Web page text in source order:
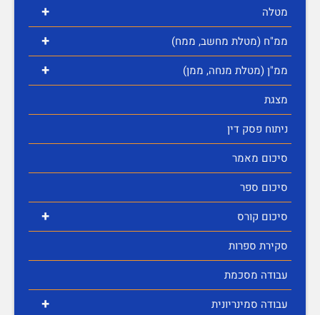
+ מטלה
+ ממ"ח (מטלת מחשב, ממח)
+
ממ"ן (מטלת מנחה, ממן)
מצגת
ניתוח פסק דין
סיכום מאמר
סיכום ספר
+
סיכום קורס
סקירת ספרות
עבודה מסכמת
+
עבודה סמינריונית